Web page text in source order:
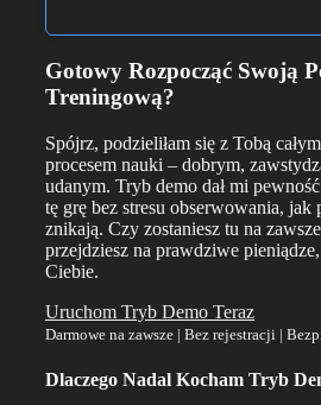
Gotowy Rozpocząć Swoją
Treningową?
Spójrz, podzieliłam się z Tobą
procesem nauki – dobrym,
udanym. Tryb demo dał mi
tę grę bez stresu obserwowania,
znikają. Czy zostaniesz tu na
przejdziesz na prawdziwe
Ciebie.
Uruchom Tryb Demo Teraz
Darmowe na zawsze | Bez rejestracji |
Dlaczego Nadal Kocham Tryb